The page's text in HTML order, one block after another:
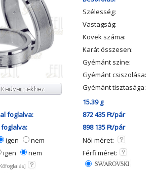
Szélesség:
Vastagság:
Kövek száma:
Karát összesen:
Gyémánt színe:
Gyémánt csiszolása:
Gyémánt tisztasága:
15.39 g
foglalva: 872 435 Ft/pár
898 135 Ft/pár
igen nem
Női méret:
igen nem
Férfi méret: